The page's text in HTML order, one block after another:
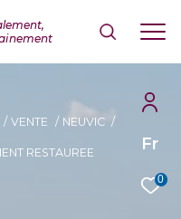
Fr
0
VENTE
NEUVIC
RESTAUREE